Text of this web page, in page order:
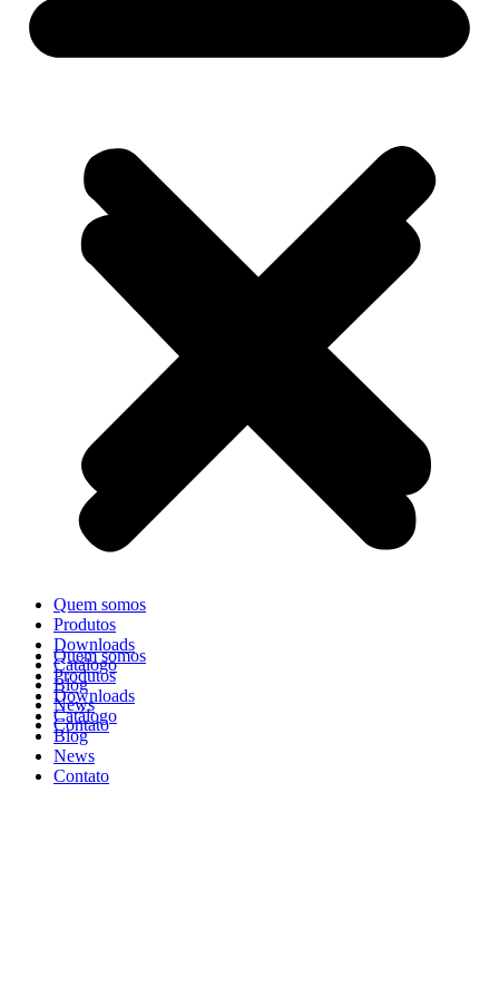
Quem somos
Produtos
Downloads
Catálogo
Blog
News
Contato
Quem somos
Produtos
Downloads
Catálogo
Blog
News
Contato